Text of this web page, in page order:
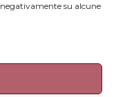
su alcune